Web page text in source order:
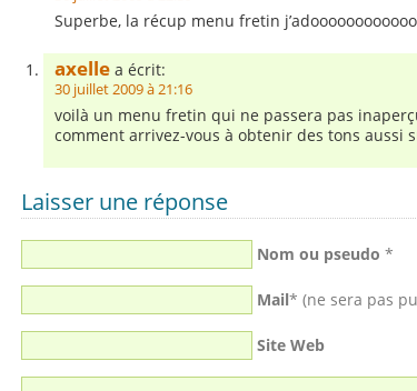
Superbe, la récup menu fretin
axelle a écrit:
30 juillet 2009 à 21:16
voilà un menu fretin qui ne passera pas
comment arrivez-vous à obtenir des tons aussi
Laisser une réponse
Nom ou pseudo *
Mail* (ne sera pas
Site Web